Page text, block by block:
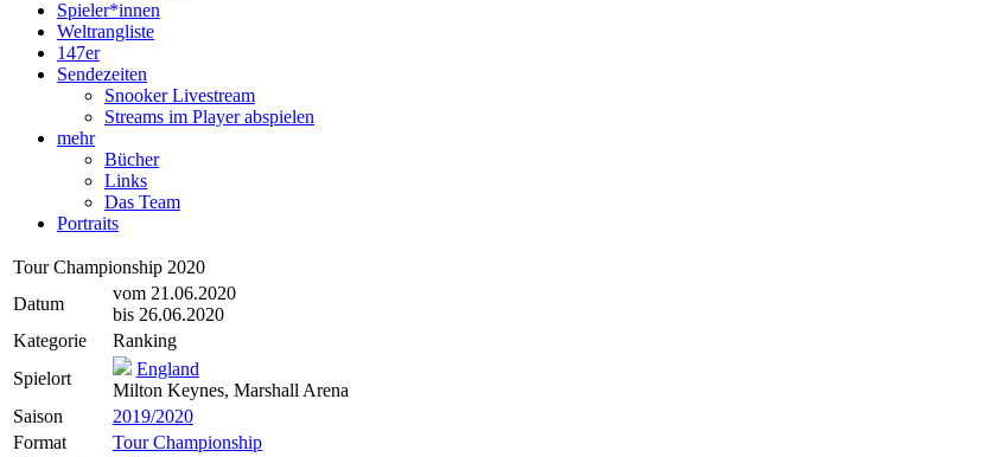
Spieler*innen
Weltrangliste
147er
Sendezeiten
Snooker Livestream
Streams im Player abspielen
mehr
Bücher
Links
Das Team
Portraits
Tour Championship 2020
Datum
vom 21.06.2020
bis 26.06.2020
Kategorie
Ranking
Spielort
England
Milton Keynes, Marshall Arena
Saison
2019/2020
Format
Tour Championship